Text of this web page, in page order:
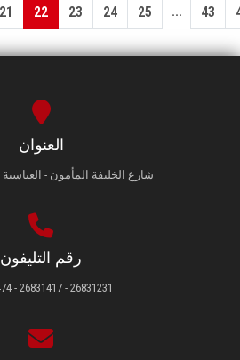
21 22 23 24 25 ... 43
العنوان
شارع الخليفة المأمون -
رقم التليفون
26831231 - 26831417 - 26831474